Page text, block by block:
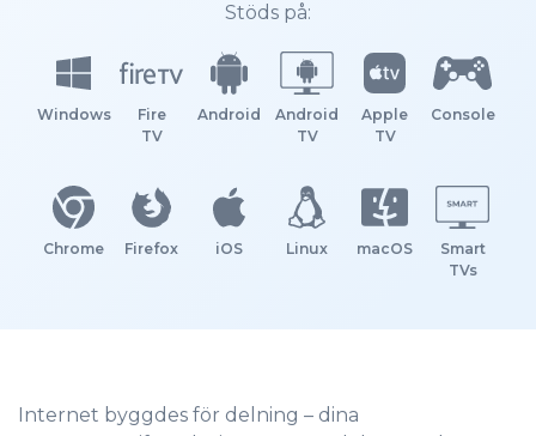
Stöds på:
Windows
Fire
TV
Android
Android
TV
Apple
TV
Console
Chrome Firefox iOS Linux macOS
Smart
TVs
Internet byggdes för delning – dina